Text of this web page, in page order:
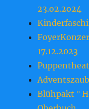
23.o2.2o24
17.12.2023
Blühpakt °